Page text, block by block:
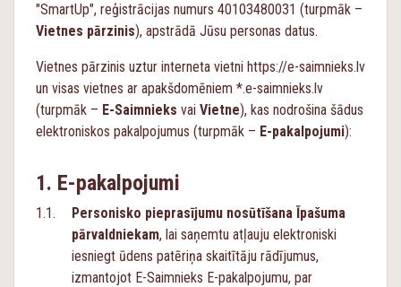
Informācija namīpašumu pārvaldniekiem
In english
"SmartUp", reģistrācijas numurs 40103480031 (turpmāk –
Vietnes pārzinis), apstrādā Jūsu personas datus.
Vietnes pārzinis uztur interneta vietni https://e-saimnieks.lv
un visas vietnes ar apakšdomēniem *.e-saimnieks.lv
(turpmāk – E-Saimnieks vai Vietne), kas nodrošina šādus
elektroniskos pakalpojumus (turpmāk – E-pakalpojumi):
E-pakalpojumi
Personisko pieprasījumu nosūtīšana Īpašuma
pārvaldniekam, lai saņemtu atļauju elektroniski
iesniegt ūdens patēriņa skaitītāju rādījumus,
izmantojot E-Saimnieks E-pakalpojumu, par